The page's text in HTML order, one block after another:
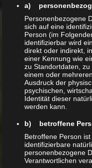
Neueste
Archiv
Mai 2020
a)
Personenbezogene
sich auf eine
Person (im
identifizierbar wird
direkt oder indirekt,
einer Kennung wie
zu Standortdaten,
einem oder
Ausdruck der
psychischen,
Identität dieser
werden kann.
b) betroffene
Betroffene Person
identifizierbare
personenbezogene
Verantwortlichen